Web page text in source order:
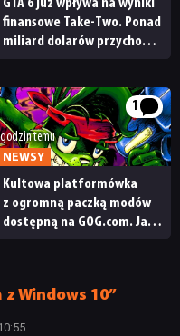
GTA 6 już wpływa na wyniki
finansowe Take-Two. Ponad
miliard dolarów przychodu
1
temu
NEWSY
Kultowa platformówka
z ogromną paczką modów
dostępną na GOG.com. Jazz
Windows 10”